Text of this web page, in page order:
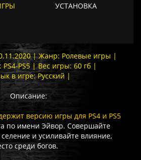
УСТАНОВКА
| Жанр: Ролевые игры |
PS5 | Вес игры: 60 гб |
в игре: Русский |
Описание:
версию игры для PS4 и PS5
по имени Эйвор. Совершайте
и усиливайте влияние,
среди богов.